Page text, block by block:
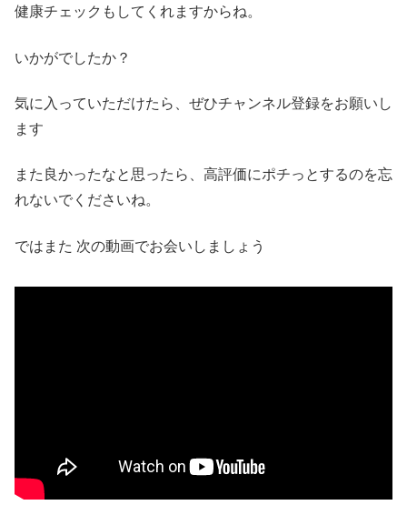
健康チェックもしてくれますからね。
いかがでしたか？
気に入っていただけたら、ぜひチャンネル登録をお願いし
ます
また良かったなと思ったら、高評価にポチっとするのを忘
れないでくださいね。
ではまた 次の動画でお会いしましょう